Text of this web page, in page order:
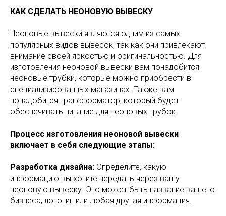
КАК СДЕЛАТЬ НЕОНОВУЮ ВЫВЕСКУ
Неоновые вывески являются одним из самых
популярных видов вывесок, так как они привлекают
внимание своей яркостью и оригинальностью. Для
изготовления неоновой вывески вам понадобится
неоновые трубки, которые можно приобрести в
специализированных магазинах. Также вам
понадобится трансформатор, который будет
обеспечивать питание для неоновых трубок.
Процесс изготовления неоновой вывески
включает в себя следующие этапы:
Разработка дизайна: Определите, какую
информацию вы хотите передать через вашу
неоновую вывеску. Это может быть название вашего
бизнеса, логотип или любая другая информация.